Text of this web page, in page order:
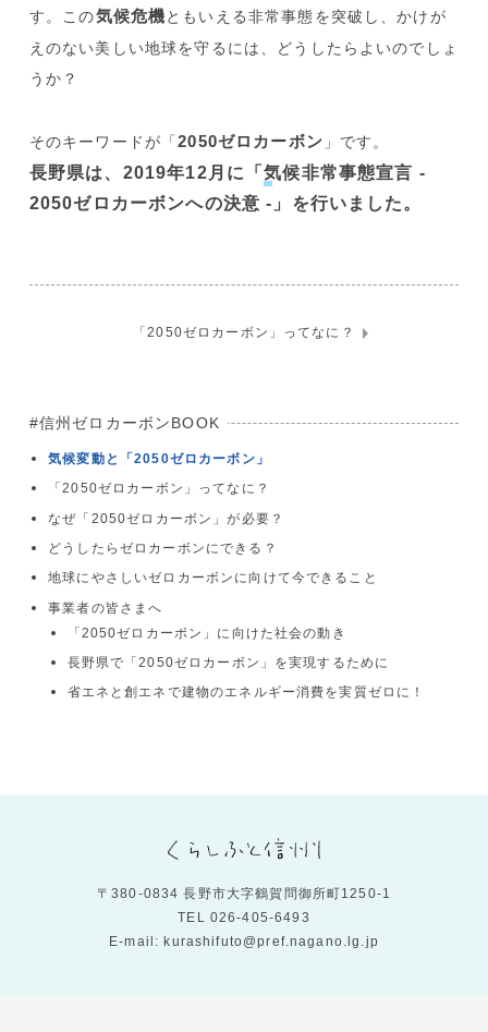
す。この気候危機ともいえる非常事態を突破し、かけが
えのない美しい地球を守るには、どうしたらよいのでしょ
うか？
そのキーワードが「2050ゼロカーボン 」です。
長野県は、2019年12月に「気候非常事態宣言 -
2050ゼロカーボンへの決意 - 」を行いました。
「2050ゼロカーボン」ってなに？
信州ゼロカーボンBOOK
気候変動と「2050ゼロカーボン」
「2050ゼロカーボン」ってなに？
なぜ「2050ゼロカーボン」が必要？
どうしたらゼロカーボンにできる？
地球にやさしいゼロカーボンに向けて今できること
事業者の皆さまへ
「2050ゼロカーボン」に向けた社会の動き
長野県で「2050ゼロカーボン」を実現するために
省エネと創エネで建物のエネルギー消費を実質ゼロに！
〒380-0834 長野市大字鶴賀問御所町1250-1
TEL 026-405-6493
E-mail: kurashifuto@pref.nagano.lg.jp